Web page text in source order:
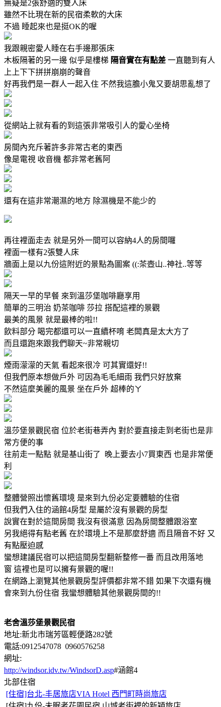
無疑是2張舒適的雙人床
雖然不比現在新的民宿柔軟的大床
不過 睡起來也是挺OK的喔
我跟親密愛人睡在右手邊那張床
木板隔著的另一邊 似乎是樓梯 隔音實在有點差 一直聽到有人
上上下下拼拼崩崩的聲音
好再我們是一群人一起入住 不然我這膽小鬼又要胡思亂想了
從網站上就有看的到這張非常吸引人的愛心坐椅
房間內充斥著許多非常古老的東西
像是電視 收音機 都非常老舊阿
還有在這非常潮濕的地方 除濕機是不能少的
再往裡面走去 就是另外一間可以容納4人的房間囉
裡面一樣有2張雙人床
牆面上是以九份這附近的景點為圖案 ((:茶壺山..神社..等等
隔天一早的早餐 來到溫莎堡咖啡廳享用
簡單的三明治 奶茶咖啡 莎拉 搭配這裡的景觀
最美的風景 就是最棒的啦!!
飲料部分 喝完都還可以一直續杯唷 老闆真是太大方了
而且還跑來跟我們聊天~非常親切
煙雨濛濛的天氣 看起來很冷 可其實還好!!
但我們原本想做戶外 可因為毛毛細雨 我們只好放棄
不然這麼美麗的風景 坐在戶外 超棒的ㄚ
溫莎堡景觀民宿 位於老街巷弄內 對於要直接走到老街也是非
常方便的事
往前走一點點 就是基山街了 晚上要去小7買東西 也是非常便
利
整體營照出懷舊環境 是來到九份必定要體驗的住宿
但我們入住的涵館4房型 是屬於沒有景觀的房型
說實在對於這間房間 我沒有很滿意 因為房間整體跟浴室
另我絕得有點老舊 在於環境上不是那麼舒適 而且隔音不好 又
有點壓迫感
蠻想建議民宿可以把這間房型翻新整修一番 而且改用落地
窗 這裡也是可以擁有景觀的喔!!
在網路上瀏覽其他景觀房型評價都非常不錯 如果下次還有機
會來到九份住宿 我蠻想體驗其他景觀房間的!!
老舍溫莎堡景觀民宿
地址:新北市瑞芳區輕便路282號
電話:0912547078 0960576258
網址:
http://windsor.idv.tw/WindsorD.asp#涵館4
北部住宿
[住宿]台北-丰居旅店VIA Hotel 西門町時尚旅店